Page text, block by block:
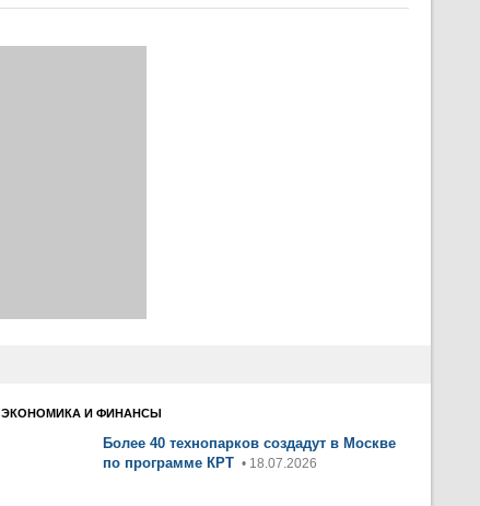
ЭКОНОМИКА И ФИНАНСЫ
Более 40 технопарков создадут в Москве
по программе КРТ • 18.07.2026